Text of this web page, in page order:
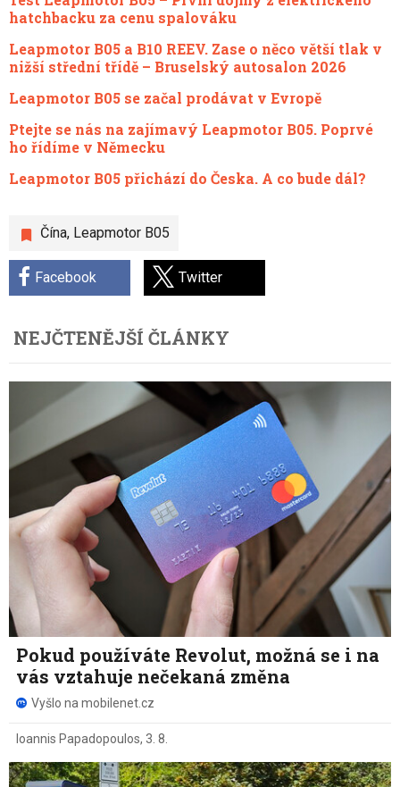
Čína, Leapmotor B05
Facebook Twitter
hatchbacku za cenu spalováku
Leapmotor B05 a B10 REEV. Zase o něco větší tlak v
nižší střední třídě – Bruselský autosalon 2026
Leapmotor B05 se začal prodávat v Evropě
Ptejte se nás na zajímavý Leapmotor B05. Poprvé
ho řídíme v Německu
Leapmotor B05 přichází do Česka. A co bude dál?
NEJČTENĚJŠÍ ČLÁNKY
Pokud používáte Revolut, možná se i na
vás vztahuje nečekaná změna
Vyšlo na mobilenet.cz
Ioannis Papadopoulos, 3. 8.